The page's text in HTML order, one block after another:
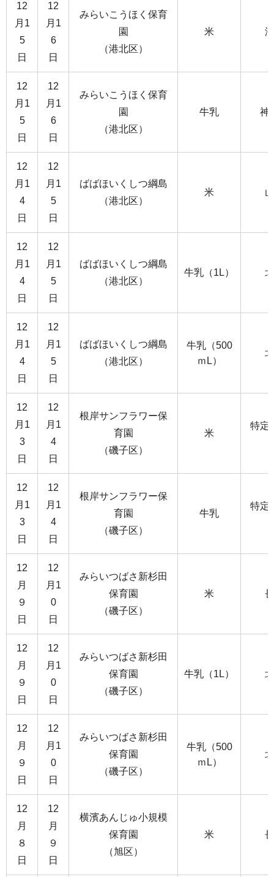
12
月1
5
日
12
月1
6
日
みらいこうほく保育
園
（港北区）
米
12
月1
5
日
12
月1
6
日
みらいこうほく保育
園
（港北区）
牛乳 神
12
月1
4
日
12
月1
5
日
ばばほいくしつ綱島
（港北区）
米
12
月1
4
日
12
月1
5
日
ばばほいくしつ綱島
（港北区）
牛乳（1L）
12
月1
4
日
12
月1
5
日
ばばほいくしつ綱島
（港北区）
牛乳（500
ｍL）
12
月1
3
日
12
月1
4
日
根岸サンフラワー保
育園
（磯子区）
米
特定
12
月1
3
日
12
月1
4
日
根岸サンフラワー保
育園
（磯子区）
牛乳
特定
12
月
９
日
12
月1
0
日
みらいつばさ新杉田
保育園
（磯子区）
米
12
月
９
日
12
月1
0
日
みらいつばさ新杉田
保育園
（磯子区）
牛乳（1L）
12
月
９
日
12
月1
0
日
みらいつばさ新杉田
保育園
（磯子区）
牛乳（500
ｍL）
12
月
８
日
12
月
９
日
横濱あんじゅ小規模
保育園
（旭区）
米